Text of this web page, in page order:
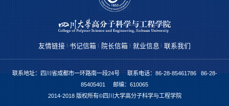
友情链接 书记信箱 院长信箱 就业信息 联系我们
联系地址：四川省成都市一环路南一段24号 联系电话：86-28-85461786 86-28-
85405401 邮编：610065
2014-2018 版权所有©四川大学高分子科学与工程学院